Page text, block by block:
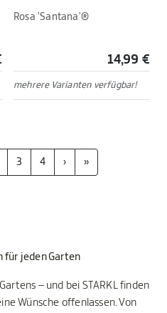
Rosa 'Santana'®
14,99 €
mehrere Varianten verfügbar!
3 4 › »
für jeden Garten
– und bei STARKL finden
Wünsche offenlassen. Von